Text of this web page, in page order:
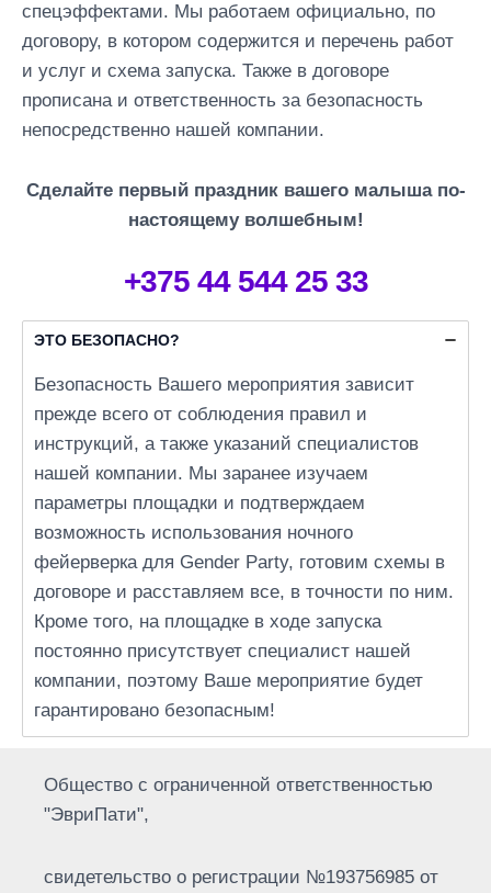
спецэффектами. Мы работаем официально, по
договору, в котором содержится и перечень работ
и услуг и схема запуска. Также в договоре
прописана и ответственность за безопасность
непосредственно нашей компании.
Сделайте первый праздник вашего малыша по-
настоящему волшебным!
+375 44 544 25 33
ЭТО БЕЗОПАСНО?
Безопасность Вашего мероприятия зависит
прежде всего от соблюдения правил и
инструкций, а также указаний специалистов
нашей компании. Мы заранее изучаем
параметры площадки и подтверждаем
возможность использования ночного
фейерверка для Gender Party, готовим схемы в
договоре и расставляем все, в точности по ним.
Кроме того, на площадке в ходе запуска
постоянно присутствует специалист нашей
компании, поэтому Ваше мероприятие будет
гарантировано безопасным!
Общество с ограниченной ответственностью
"ЭвриПати",
свидетельство о регистрации №193756985 от